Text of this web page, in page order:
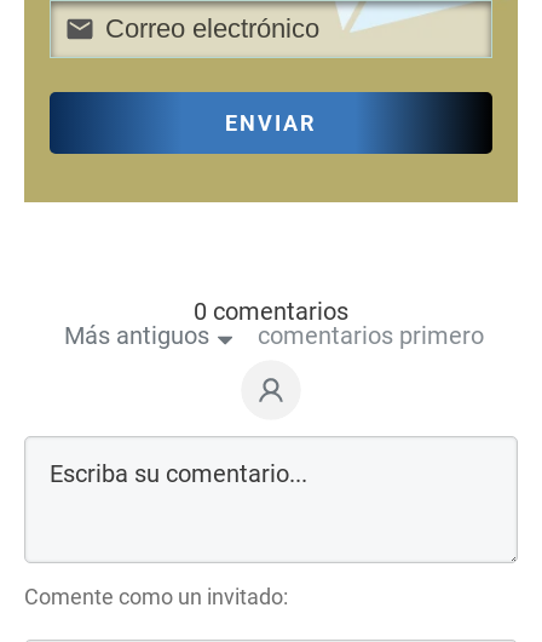
ENVIAR
0 comentarios
Más antiguos
comentarios primero
Comente como un invitado: